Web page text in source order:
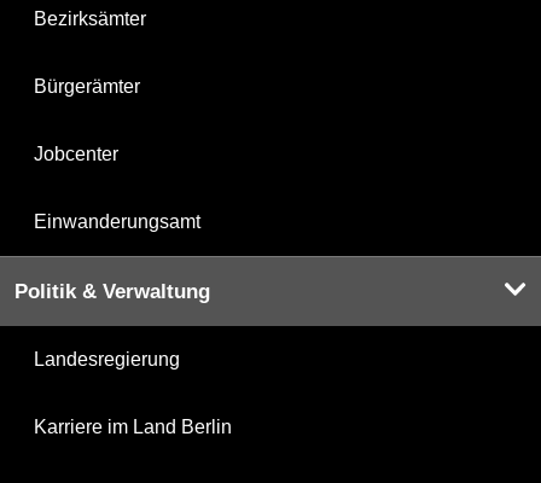
Bezirksämter
Bürgerämter
Jobcenter
Einwanderungsamt
Politik & Verwaltung
Landesregierung
Karriere im Land Berlin